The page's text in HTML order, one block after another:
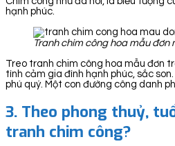
hạnh phúc.
Tranh chim công hoa mẫu đơn
Treo tranh chim công hoa mẫu đơn
tình cảm gia đình hạnh phúc, sắc
phú quý. Một con đường công danh
3. Theo phong thuỷ,
tranh chim công?